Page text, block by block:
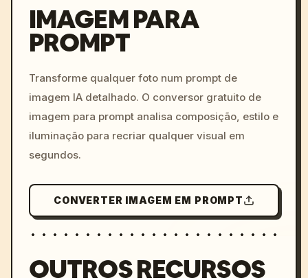
colors, 8k --v 6.0
IMAGEM PARA
PROMPT
Transforme qualquer foto num prompt de
imagem IA detalhado. O conversor gratuito de
imagem para prompt analisa composição, estilo e
iluminação para recriar qualquer visual em
segundos.
CONVERTER IMAGEM EM PROMPT
OUTROS RECURSOS